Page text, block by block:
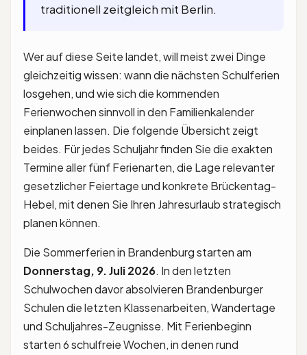
traditionell zeitgleich mit Berlin.
Wer auf diese Seite landet, will meist zwei Dinge
gleichzeitig wissen: wann die nächsten Schulferien
losgehen, und wie sich die kommenden
Ferienwochen sinnvoll in den Familienkalender
einplanen lassen. Die folgende Übersicht zeigt
beides. Für jedes Schuljahr finden Sie die exakten
Termine aller fünf Ferienarten, die Lage relevanter
gesetzlicher Feiertage und konkrete Brückentag-
Hebel, mit denen Sie Ihren Jahresurlaub strategisch
planen können.
Die Sommerferien in Brandenburg starten am
Donnerstag, 9. Juli 2026. In den letzten
Schulwochen davor absolvieren Brandenburger
Schulen die letzten Klassenarbeiten, Wandertage
und Schuljahres-Zeugnisse. Mit Ferienbeginn
starten 6 schulfreie Wochen, in denen rund